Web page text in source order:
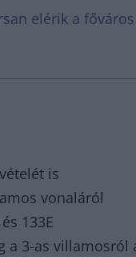
elérik a főváros
is
vonaláról
133E
a 3-as villamosról